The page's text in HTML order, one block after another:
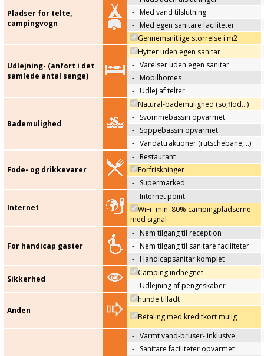
Pladser for telte,
campingvogn
- Med vand tilslutning
- Med egen sanitare faciliteter
Gennemsnitlige storrelse i m2
Udlejning- (anfort i det
samlede antal senge)
Hytter uden egen sanitar
- Varelser uden egen sanitar
- Mobilhomes
- Udlej af telter
Bademulighed
Natural-bademulighed (so,flod...)
- Svommebassin opvarmet
- Soppebassin opvarmet
- Vandattraktioner (rutschebane,…)
Fode- og drikkevarer
- Restaurant
Forfriskninger
- Supermarked
Internet
- Internet point
WiFi- min. 80% campingpladserne
med signal
For handicap gaster
- Nem tilgang til reception
- Nem tilgang til sanitare faciliteter
- Handicapsanitar komplet
Sikkerhed
Camping indhegnet
- Udlejning af pengeskaber
Anden
hunde tilladt
Betaling med kreditkort mulig
- Varmt vand-bruser- inklusive
- Sanitare faciliteter opvarmet